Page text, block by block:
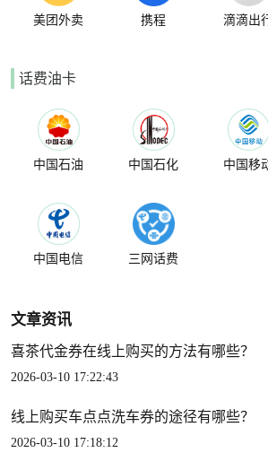
美团外卖 携程 滴滴出
话费油卡
中国石油 中国石化 中国移
中国电信 三网话费
文章资讯
喜茶代金券在线上购买的方法有哪些？
2026-03-10 17:22:43
线上购买车点点洗车券的途径有哪些？
2026-03-10 17:18:12